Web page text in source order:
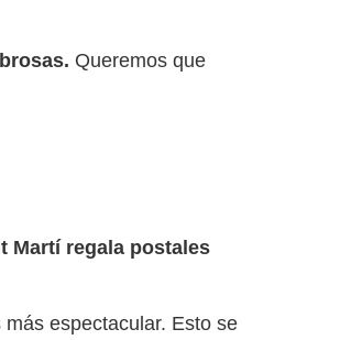
Queremos que
Martí regala postales
espectacular. Esto se